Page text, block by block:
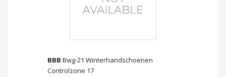
BBB Bwg-21 Winterhandschoenen
Controlzone 17